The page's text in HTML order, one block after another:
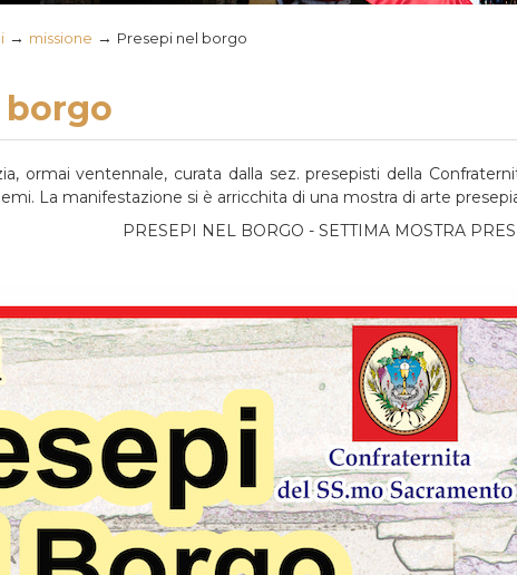
→ missione → Presepi nel borgo
borgo
ormai ventennale, curata dalla sez. presepisti della
La manifestazione si è arricchita di una mostra di arte
PRESEPI NEL BORGO - SETTIMA MOSTRA